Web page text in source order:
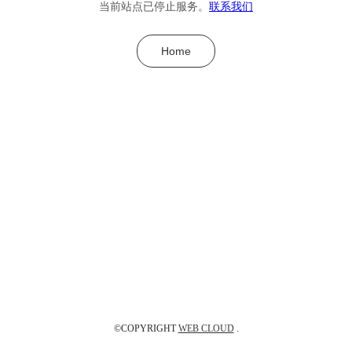
当前站点已停止服务。 联系我们
Home
©COPYRIGHTWEB CLOUD.